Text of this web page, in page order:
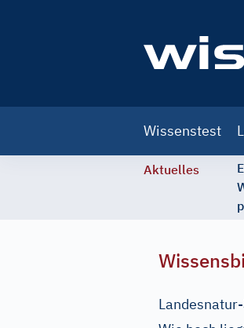
navigation
Wissenstest
Aktuelles